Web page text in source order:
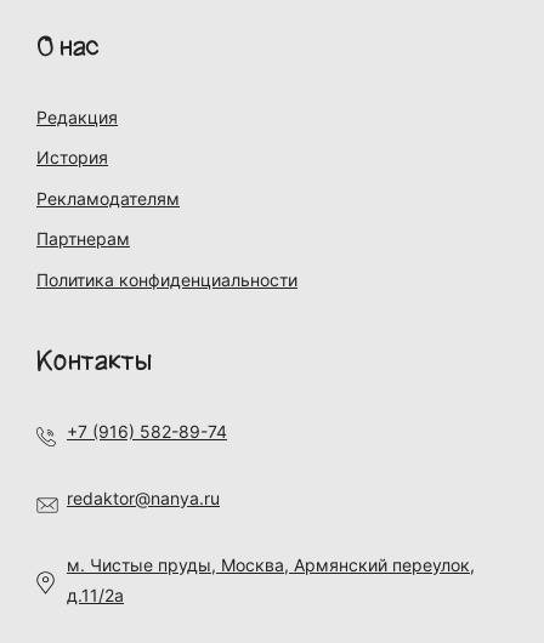
О нас
Редакция
История
Рекламодателям
Партнерам
Политика конфиденциальности
Контакты
+7 (916) 582-89-74
redaktor@nanya.ru
м. Чистые пруды, Москва, Армянский переулок,
д.11/2а